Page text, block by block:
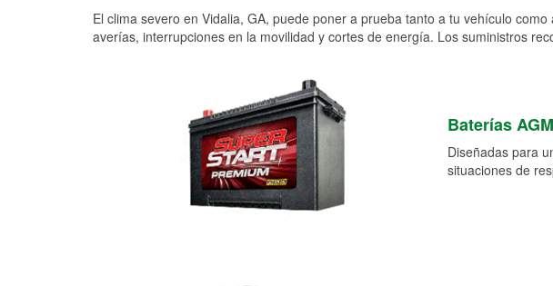
El clima severo en Vidalia, GA, puede poner a prueba tanto a tu vehículo
averías, interrupciones en la movilidad y cortes de energía. Los suministros
Baterías AGM
Diseñadas para
situaciones de